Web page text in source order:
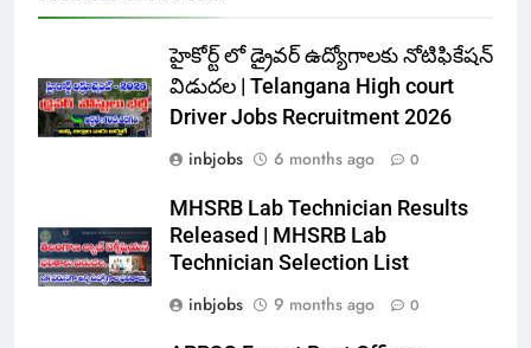
హైకోర్ట్ లో డ్రైవర్ ఉద్యోగాలకు నోటిఫికేషన్
విడుదల | Telangana High court
Driver Jobs Recruitment 2026
inbjobs
6 months ago 0
MHSRB Lab Technician Results
Released | MHSRB Lab
Technician Selection List
inbjobs
9 months ago 0